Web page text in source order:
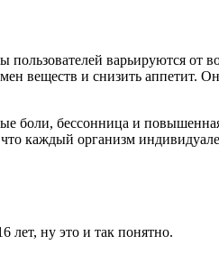
варьируются от
веществ и снизить аппетит.
боли, бессонница и
каждый организм
лет, ну это и так понятно.